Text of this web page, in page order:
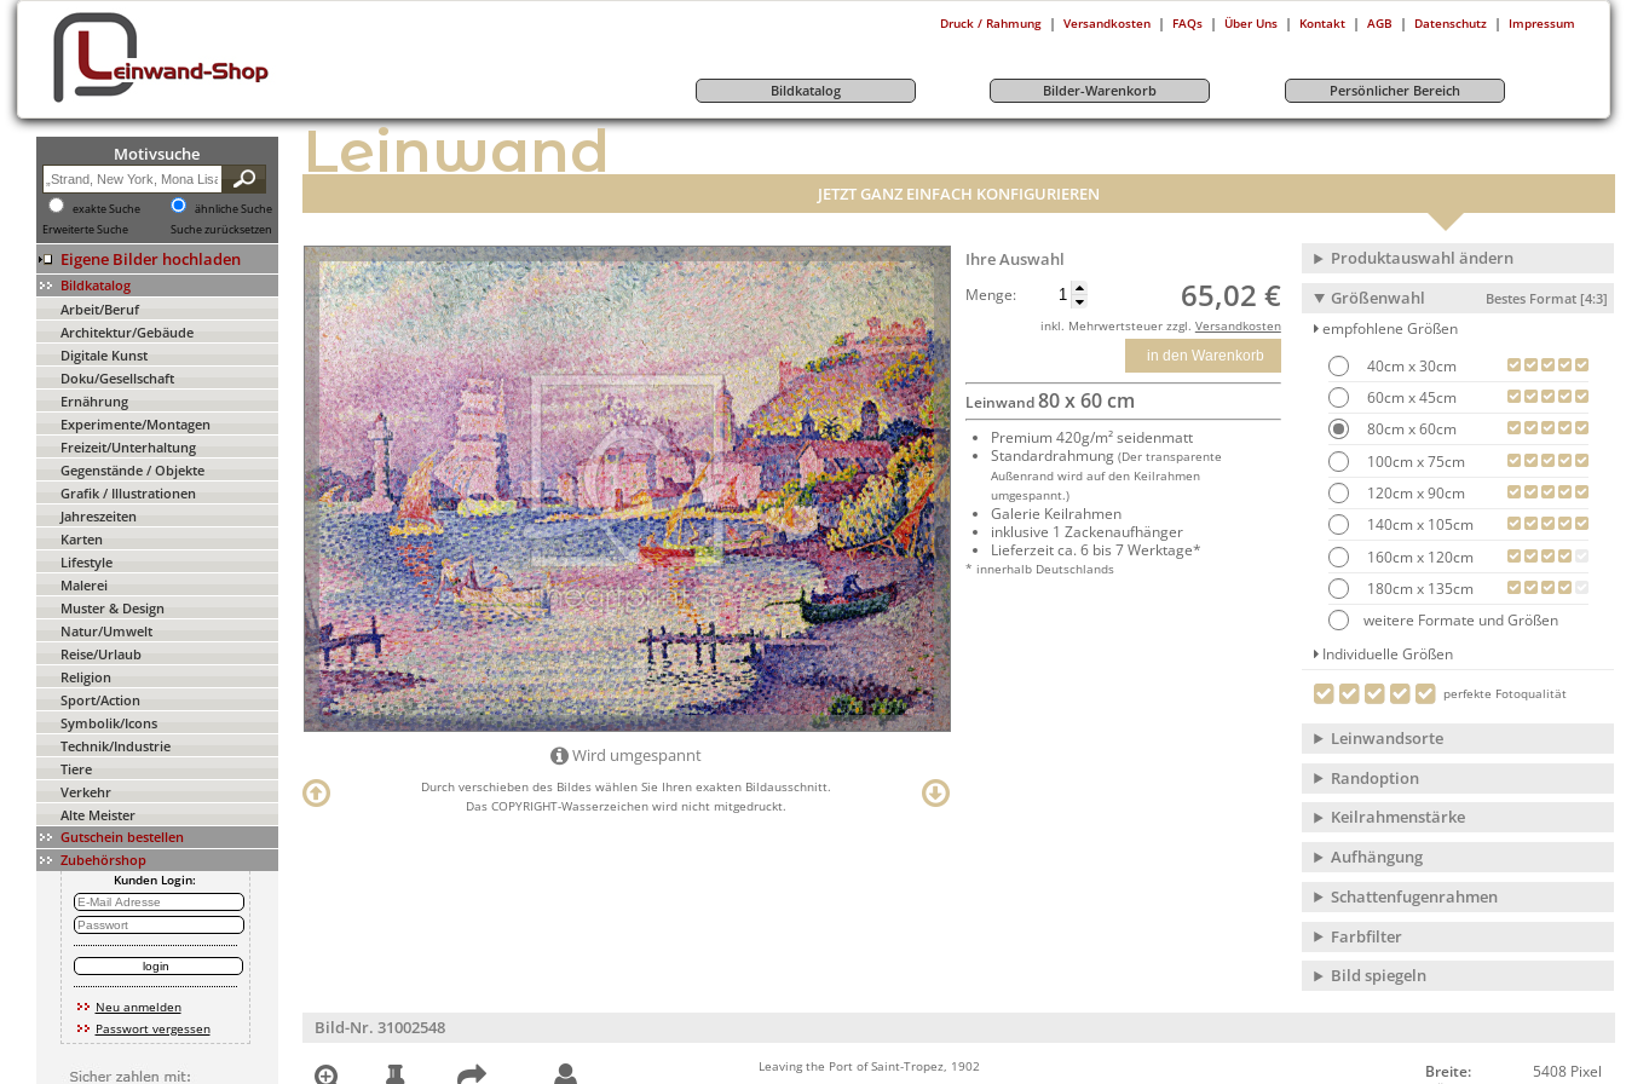
Druck / Rahmung | Versandkosten | FAQs | Über Uns | Kontakt | AGB | Datenschutz | Impressum
Bildkatalog Bilder-Warenkorb Persönlicher Bereich
Motivsuche
exakte Suche
ähnliche Suche
Erweiterte Suche
Suche zurücksetzen
Eigene Bilder hochladen
Bildkatalog
Arbeit/Beruf
Architektur/Gebäude
Digitale Kunst
Doku/Gesellschaft
Ernährung
Experimente/Montagen
Freizeit/Unterhaltung
Gegenstände / Objekte
Grafik / Illustrationen
Jahreszeiten
Karten
Lifestyle
Malerei
Muster & Design
Natur/Umwelt
Reise/Urlaub
Religion
Sport/Action
Symbolik/Icons
Technik/Industrie
Tiere
Verkehr
Alte Meister
Gutschein bestellen
Zubehörshop
Kunden Login:
Neu anmelden
Passwort vergessen
Leinwand
JETZT GANZ EINFACH KONFIGURIEREN
Wird umgespannt
Durch verschieben des Bildes wählen Sie Ihren exakten Bildausschnitt.
Das COPYRIGHT-Wasserzeichen wird nicht mitgedruckt.
Ihre Auswahl
Menge: 65,02 €
inkl. Mehrwertsteuer zzgl. Versandkosten
in den Warenkorb
Leinwand80 x 60 cm
Premium 420g/m² seidenmatt
Standardrahmung (Der transparente
Außenrand wird auf den Keilrahmen
umgespannt.)
Galerie Keilrahmen
inklusive 1 Zackenaufhänger
Lieferzeit ca. 6 bis 7 Werktage*
* innerhalb Deutschlands
Produktauswahl ändern
Größenwahl
Bestes Format [4:3]
empfohlene Größen
40cm x 30cm
60cm x 45cm
80cm x 60cm
100cm x 75cm
120cm x 90cm
140cm x 105cm
160cm x 120cm
180cm x 135cm
weitere Formate und Größen
Individuelle Größen
perfekte Fotoqualität
Leinwandsorte
Randoption
Keilrahmenstärke
Aufhängung
Schattenfugenrahmen
Farbfilter
Bild spiegeln
Bild-Nr. 31002548
Leaving the Port of Saint-Tropez, 1902 Breite:
5408 Pixel